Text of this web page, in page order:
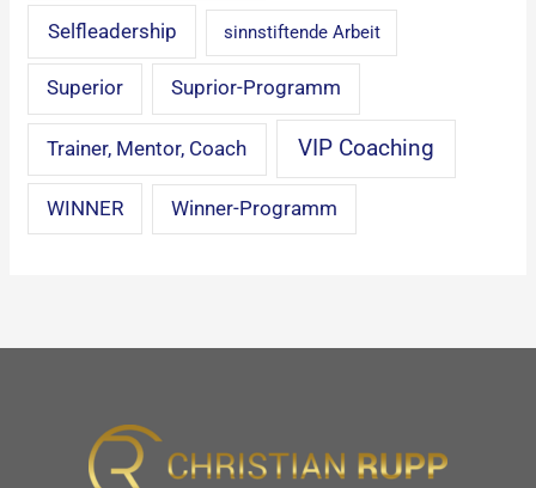
Selfleadership sinnstiftende Arbeit
Superior Suprior-Programm
Trainer, Mentor, Coach VIP Coaching
WINNER Winner-Programm